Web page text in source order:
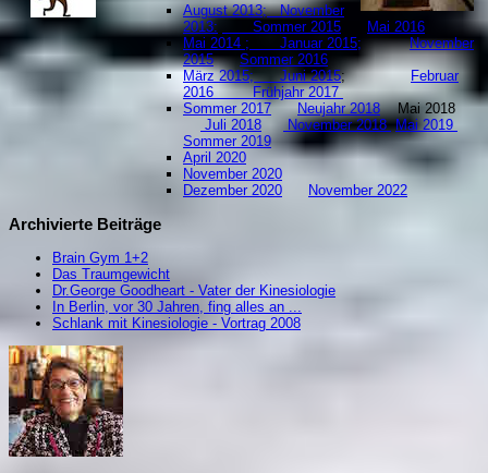
August 2013;November
2013:
Sommer 2015
Mai 2016
Mai 2014 ; Januar 2015;
November
2015
Sommer 2016
März 2015;Juni 2015;
Februar
2016Frühjahr 2017
Sommer 2017
Neujahr 2018Mai 2018
Juli 2018
November 2018 Mai 2019
Sommer 2019
April 2020
November 2020
Dezember 2020
November 2022
Archivierte Beiträge
Brain Gym 1+2
Das Traumgewicht
Dr.George Goodheart - Vater der Kinesiologie
In Berlin, vor 30 Jahren, fing alles an ...
Schlank mit Kinesiologie - Vortrag 2008